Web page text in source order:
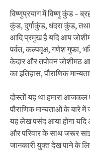
विष्णुप्रयाग में विष्णु कुंड –
कुंड, दुर्गाकुंड, धंदरा कुंड,
आदि प्रमुख है यदि आप
पर्वत, कल्पवृक्ष, गणेश गुफा,
केदार और तपोवन जोशीमठ
का इतिहास, पौराणिक
दोस्तों यह था हमारा
पौराणिक मान्यताओं के बारे
यह लेख पसंद आया होगा
और परिवार के साथ जरूर
जानकारी युक्त देख पाने के